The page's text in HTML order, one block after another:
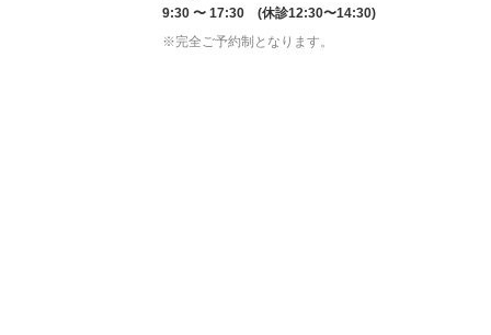
9:30 〜 17:30 (休診12:30〜14:30)
※完全ご予約制となります。